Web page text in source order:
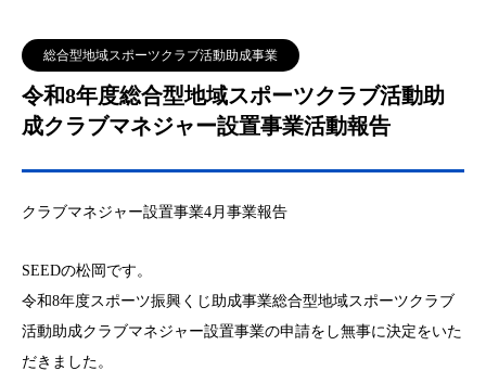
総合型地域スポーツクラブ活動助成事業
令和8年度総合型地域スポーツクラブ活動助
成クラブマネジャー設置事業活動報告
クラブマネジャー設置事業4月事業報告
SEEDの松岡です。
令和8年度スポーツ振興くじ助成事業総合型地域スポーツクラブ
活動助成クラブマネジャー設置事業の申請をし無事に決定をいた
だきました。